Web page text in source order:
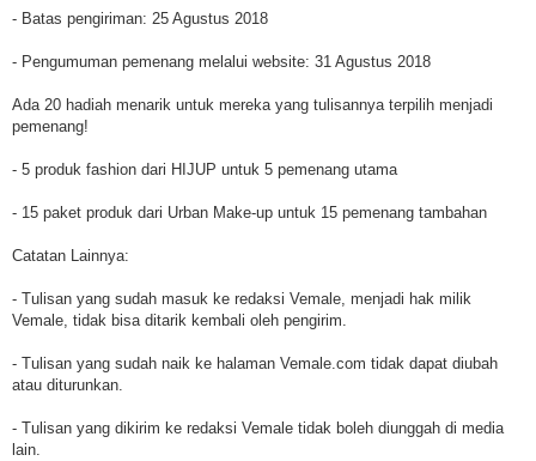
- Batas pengiriman: 25 Agustus 2018
- Pengumuman pemenang melalui website: 31 Agustus 2018
Ada 20 hadiah menarik untuk mereka yang tulisannya terpilih menjadi
pemenang!
- 5 produk fashion dari HIJUP untuk 5 pemenang utama
- 15 paket produk dari Urban Make-up untuk 15 pemenang tambahan
Catatan Lainnya:
- Tulisan yang sudah masuk ke redaksi Vemale, menjadi hak milik
Vemale, tidak bisa ditarik kembali oleh pengirim.
- Tulisan yang sudah naik ke halaman Vemale.com tidak dapat diubah
atau diturunkan.
- Tulisan yang dikirim ke redaksi Vemale tidak boleh diunggah di media
lain.